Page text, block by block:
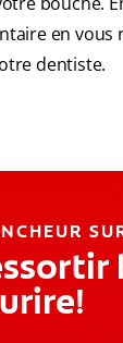
en vous
dentiste.